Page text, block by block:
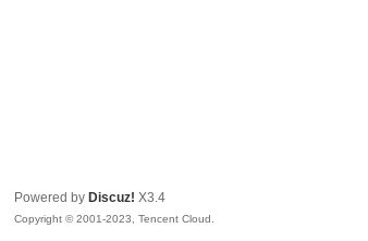
Powered by Discuz! X3.4
Copyright © 2001-2023, Tencent Cloud.